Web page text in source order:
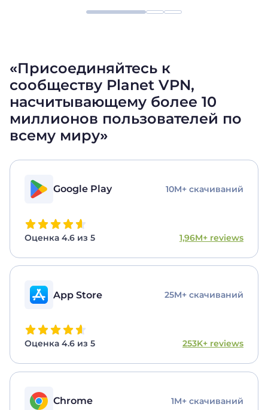
«Присоединяйтесь к
сообществу Planet VPN,
насчитывающему более 10
миллионов пользователей по
всему миру»
Google Play 10M+ скачиваний
Оценка 4.6 из 5 1,96M+ reviews
App Store 25M+ скачиваний
Оценка 4.6 из 5 253K+ reviews
Chrome 1M+ скачиваний